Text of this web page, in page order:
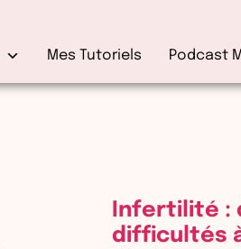
Mes Tutoriels Podcast
Infertilité :
difficultés